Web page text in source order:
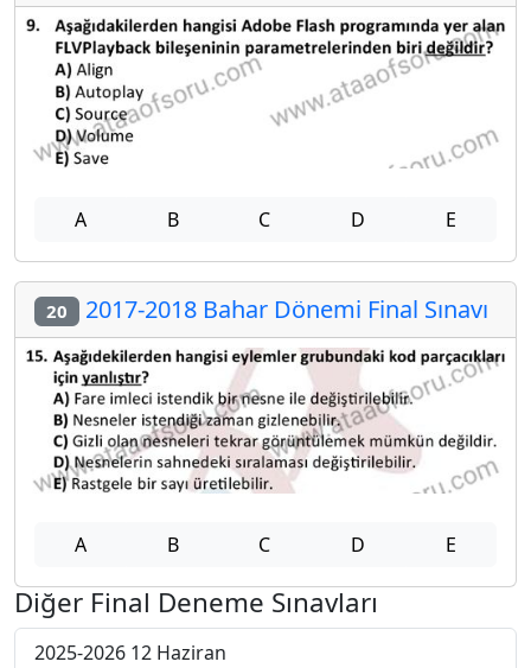
A B C D E
20 2017-2018 Bahar Dönemi Final Sınavı
A B C D E
Diğer Final Deneme Sınavları
2025-2026 12 Haziran